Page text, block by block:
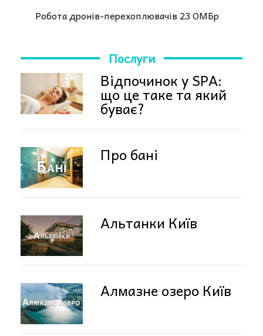
Робота дронів-перехоплювачів 23 ОМБр
Послуги
Відпочинок у SPA:
що це таке та який
буває?
Про бані
Альтанки Київ
Алмазне озеро Київ